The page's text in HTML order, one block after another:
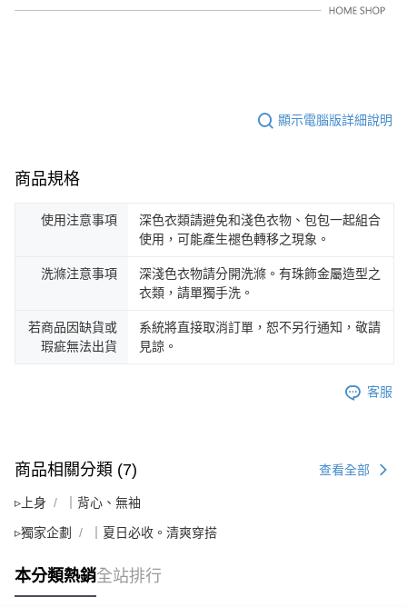
顯示電腦版詳細說明
商品規格
使用注意事項
深色衣類請避免和淺色衣物、包包一起組合
使用，可能產生褪色轉移之現象。
洗滌注意事項
深淺色衣物請分開洗滌。有珠飾金屬造型之
衣類，請單獨手洗。
若商品因缺貨或
瑕疵無法出貨
系統將直接取消訂單，恕不另行通知，敬請
見諒。
客服
商品相關分類 (7) 查看全部
▹上身 ｜背心、無袖
▹獨家企劃 ｜夏日必收。清爽穿搭
本分類熱銷全站排行